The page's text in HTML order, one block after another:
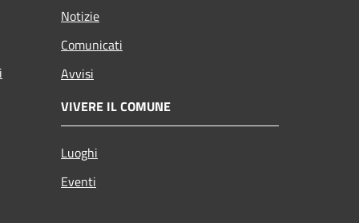
Notizie
Comunicati
Avvisi
VIVERE IL COMUNE
Luoghi
Eventi